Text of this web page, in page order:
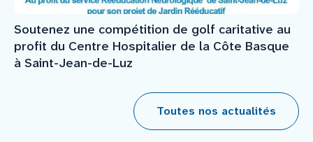
Soutenez une compétition de golf caritative au
profit du Centre Hospitalier de la Côte Basque
à Saint-Jean-de-Luz
Toutes nos actualités